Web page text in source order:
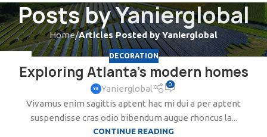
Posts byYanierglobal
Home/Articles Posted by Yanierglobal
AGO
DECORATION
Exploring Atlanta’s modern homes
Yanierglobal 0
Vivamus enim sagittis aptent hac mi dui a per aptent
suspendisse cras odio bibendum augue rhoncus la...
CONTINUE READING